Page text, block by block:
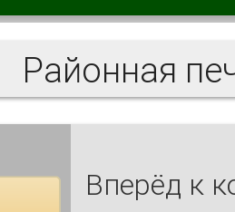
Вперёд к